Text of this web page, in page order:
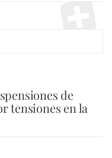
de
tensiones en la